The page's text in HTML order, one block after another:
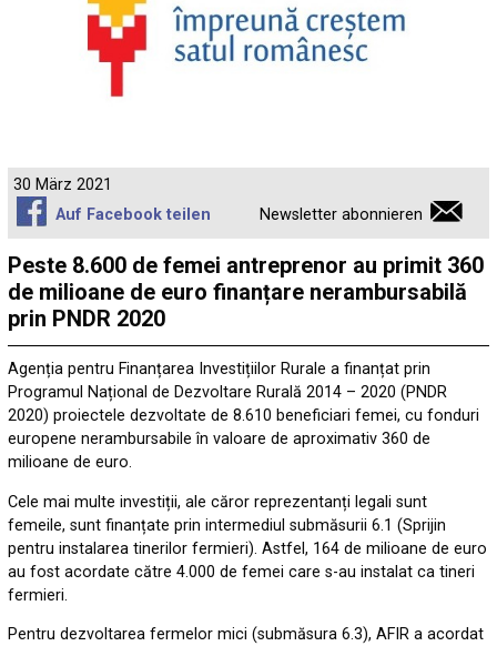
30 März 2021
Auf Facebook teilen
Newsletter abonnieren
Peste 8.600 de femei antreprenor au primit 360
de milioane de euro finanțare nerambursabilă
prin PNDR 2020
Agenția pentru Finanțarea Investițiilor Rurale a finanțat prin
Programul Național de Dezvoltare Rurală 2014 – 2020 (PNDR
2020) proiectele dezvoltate de 8.610 beneficiari femei, cu fonduri
europene nerambursabile în valoare de aproximativ 360 de
milioane de euro.
Cele mai multe investiții, ale căror reprezentanți legali sunt
femeile, sunt finanțate prin intermediul submăsurii 6.1 (Sprijin
pentru instalarea tinerilor fermieri). Astfel, 164 de milioane de euro
au fost acordate către 4.000 de femei care s-au instalat ca tineri
fermieri.
Pentru dezvoltarea fermelor mici (submăsura 6.3), AFIR a acordat